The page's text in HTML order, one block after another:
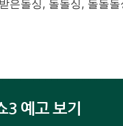
은돌싱, 돌돌싱, 돌돌
3 예고 보기